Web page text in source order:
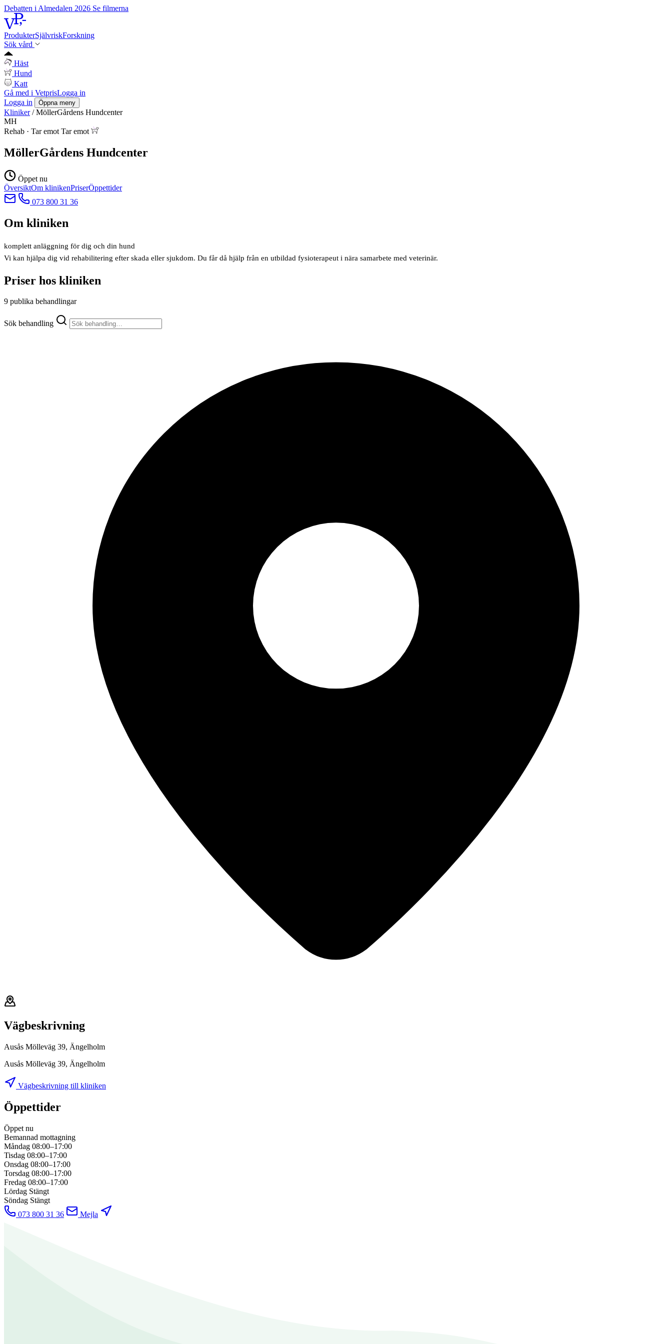
Debatten i Almedalen 2026 Se filmerna
ProdukterSjälvriskForskning
Sök vård
Häst
Hund
Katt
Gå med i VetprisLogga in
Logga in
Öppna meny
Kliniker / MöllerGårdens Hundcenter
MH
Rehab · Tar emot Tar emot
MöllerGårdens Hundcenter
Öppet nu
ÖversiktOm klinikenPriserÖppettider
073 800 31 36
Om kliniken
komplett anläggning för dig och din hund
Vi kan hjälpa dig vid rehabilitering efter skada eller sjukdom. Du får då hjälp från en utbildad fysioterapeut i nära samarbete med veterinär.
Priser hos kliniken
9 publika behandlingar
Sök behandling
Vägbeskrivning
Ausås Mölleväg 39, Ängelholm
Ausås Mölleväg 39, Ängelholm
Vägbeskrivning till kliniken
Öppettider
Öppet nu
Bemannad mottagning
Måndag 08:00–17:00
Tisdag 08:00–17:00
Onsdag 08:00–17:00
Torsdag 08:00–17:00
Fredag 08:00–17:00
Lördag Stängt
Söndag Stängt
073 800 31 36
Mejla